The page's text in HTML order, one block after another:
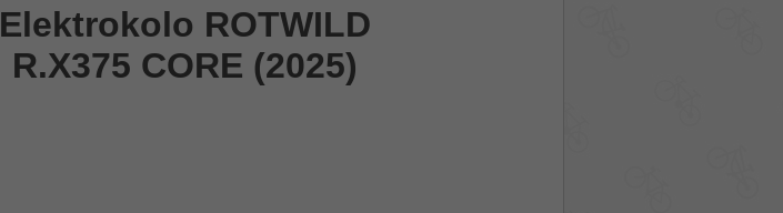
Elektrokolo ROTWILD
R.X375 CORE (2025)